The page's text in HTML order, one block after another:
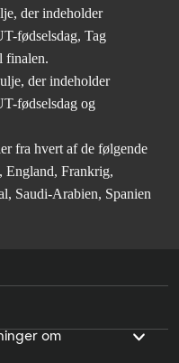
der indeholder
fødselsdag, Tag
finalen.
der indeholder
fødselsdag og
fra hvert af de følgende
England, Frankrig,
Saudi-Arabien, Spanien
om